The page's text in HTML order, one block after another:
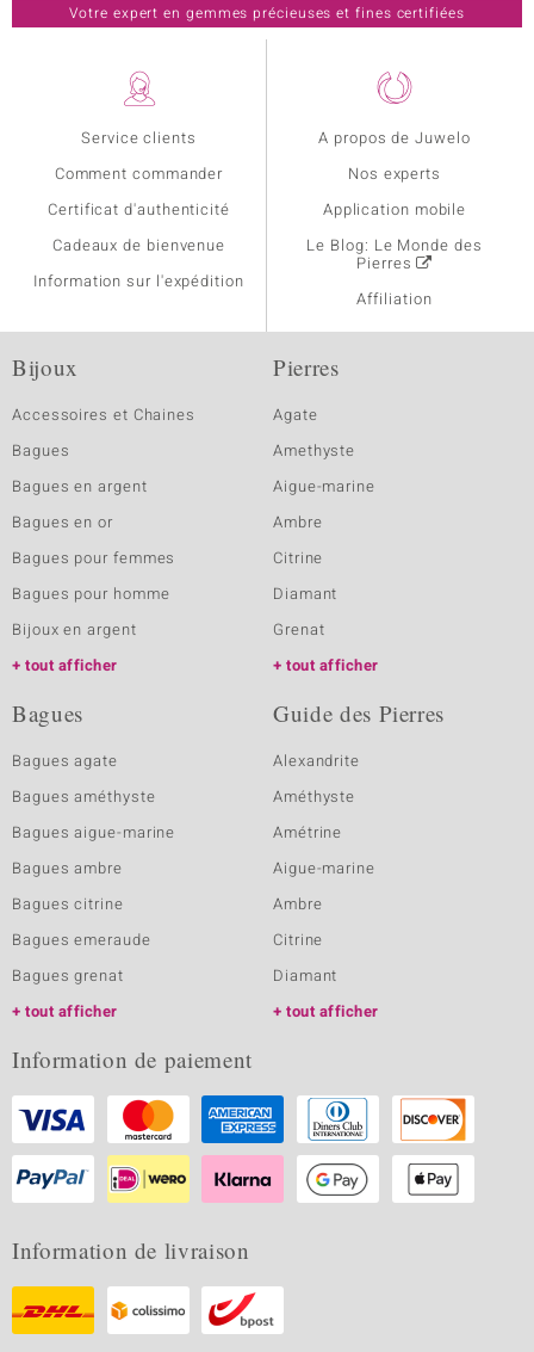
Service clients
Comment commander
Certificat d'authenticité
Cadeaux de bienvenue
Information sur l'expédition
A propos de Juwelo
Nos experts
Application mobile
Le Blog: Le Monde des
Pierres
Affiliation
Votre expert en gemmes précieuses et fines certifiées
Bijoux
Accessoires et Chaines
Bagues
Bagues en argent
Bagues en or
Bagues pour femmes
Bagues pour homme
Bijoux en argent
tout afficher
Pierres
Agate
Amethyste
Aigue-marine
Ambre
Citrine
Diamant
Grenat
tout afficher
Bagues
Bagues agate
Bagues améthyste
Bagues aigue-marine
Bagues ambre
Bagues citrine
Bagues emeraude
Bagues grenat
tout afficher
Guide des Pierres
Alexandrite
Améthyste
Amétrine
Aigue-marine
Ambre
Citrine
Diamant
tout afficher
Information de paiement
Information de livraison